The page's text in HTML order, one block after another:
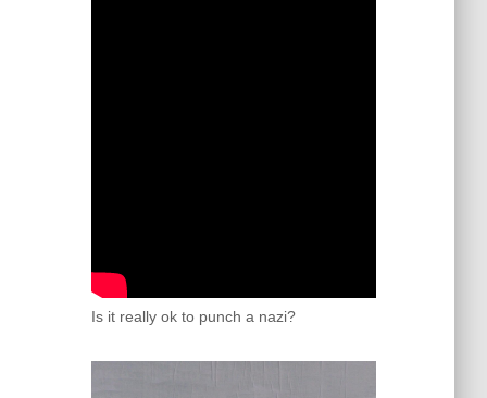
Is it really ok to punch a nazi?